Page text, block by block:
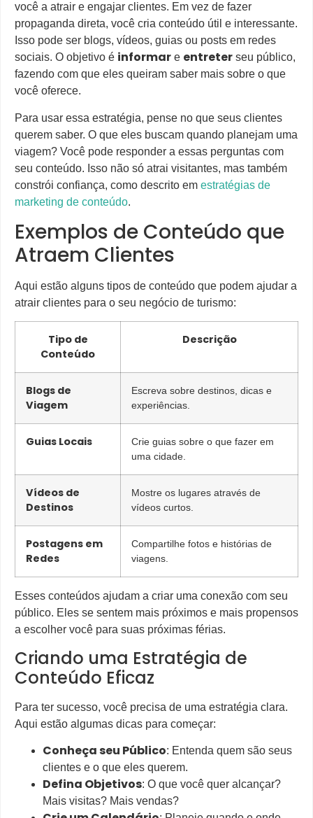
você a atrair e engajar clientes. Em vez de fazer
propaganda direta, você cria conteúdo útil e interessante.
Isso pode ser blogs, vídeos, guias ou posts em redes
sociais. O objetivo é informar e entreter seu público,
fazendo com que eles queiram saber mais sobre o que
você oferece.
Para usar essa estratégia, pense no que seus clientes
querem saber. O que eles buscam quando planejam uma
viagem? Você pode responder a essas perguntas com
seu conteúdo. Isso não só atrai visitantes, mas também
constrói confiança, como descrito em estratégias de
marketing de conteúdo.
Exemplos de Conteúdo que
Atraem Clientes
Aqui estão alguns tipos de conteúdo que podem ajudar a
atrair clientes para o seu negócio de turismo:
Tipo de
Conteúdo
Descrição
Blogs de
Viagem
Escreva sobre destinos, dicas e
experiências.
Guias Locais
Crie guias sobre o que fazer em
uma cidade.
Vídeos de
Destinos
Mostre os lugares através de
vídeos curtos.
Postagens em
Redes
Compartilhe fotos e histórias de
viagens.
Esses conteúdos ajudam a criar uma conexão com seu
público. Eles se sentem mais próximos e mais propensos
a escolher você para suas próximas férias.
Criando uma Estratégia de
Conteúdo Eficaz
Para ter sucesso, você precisa de uma estratégia clara.
Aqui estão algumas dicas para começar:
Conheça seu Público: Entenda quem são seus
clientes e o que eles querem.
Defina Objetivos: O que você quer alcançar?
Mais visitas? Mais vendas?